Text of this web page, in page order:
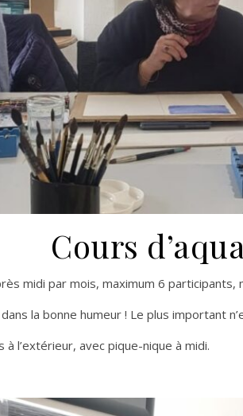
Cours
midi par mois, maximum 6
la bonne humeur ! Le plus important
l’extérieur, avec pique-nique à midi.